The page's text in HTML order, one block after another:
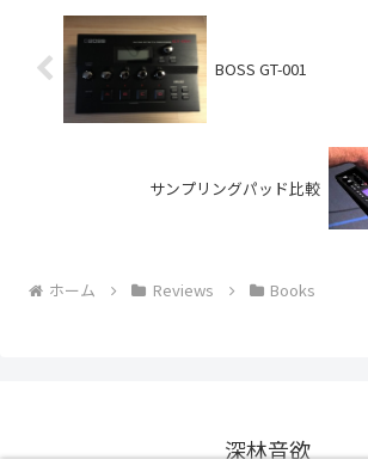
BOSS GT-001
サンプリングパッド比較
ホーム Reviews Books
深林音欲